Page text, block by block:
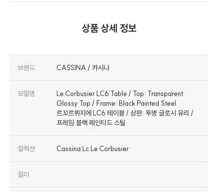
상품 상세 정보
브랜드 CASSINA / 카시나
모델명
Le Corbusier LC6 Table / Top: Transparent
Glossy Top / Frame: Black Painted Steel
르꼬르뷔지에 LC6 테이블 / 상판: 투명 글로시 유리 /
프레임:블랙 페인티드 스틸
컬렉션 Cassina Lc Le Corbusier
컬러